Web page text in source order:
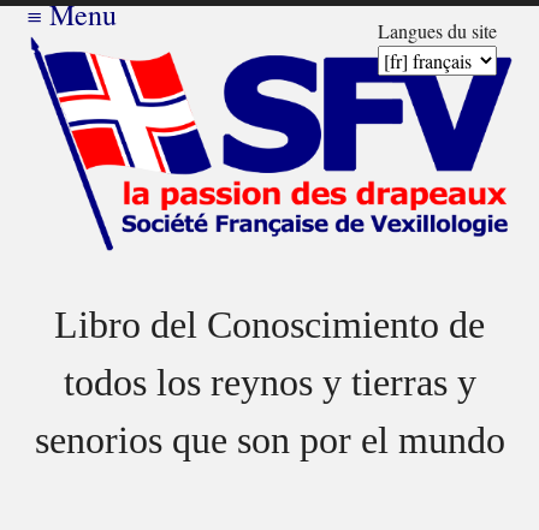
Langues du site
≡Menu
Libro del Conoscimiento de
todos los reynos y tierras y
senorios que son por el mundo